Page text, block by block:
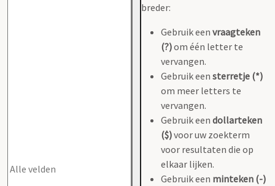
breder:
Gebruik een vraagteken
(?)om één letter te
vervangen.
Gebruik een sterretje (*)
om meer letters te
vervangen.
Gebruik een dollarteken
($)voor uw zoekterm
voor resultaten die op
elkaar lijken.
Gebruik een minteken (-)